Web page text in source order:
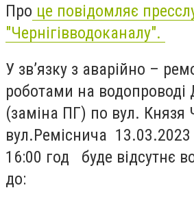
Про це повідомляє
"Чернігівводоканалу".
У зв’язку з аварійно –
роботами на
(заміна ПГ) по вул. Князя
вул.Реміснича
16:00 год буде відсутнє
до: